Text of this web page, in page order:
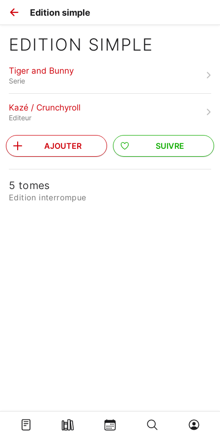
Edition simple
EDITION SIMPLE
Tiger and Bunny
Serie
Kazé / Crunchyroll
Editeur
AJOUTER SUIVRE
5 tomes
Edition interrompue